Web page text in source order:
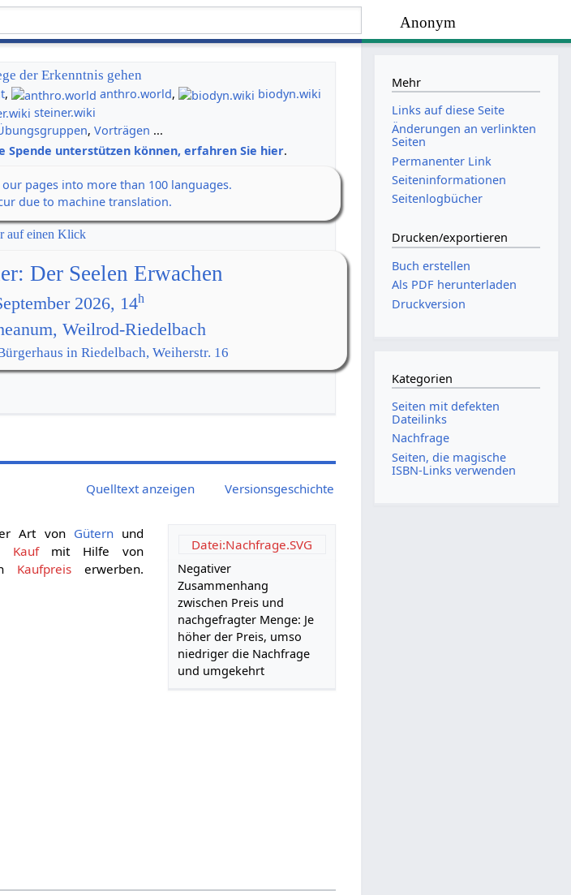
Anonym
der Erkenntnis gehen
, anthro.world,
biodyn.wiki
steiner.wiki
,Vorträgen ...
Spende unterstützen können, erfahren Sie hier.
pages into more than 100 languages.
due to machine translation.
auf einen Klick
Der Seelen Erwachen
2026, 14h
Weilrod-Riedelbach
in Riedelbach, Weiherstr. 16
Quelltext anzeigen Versionsgeschichte
Datei:Nachfrage.SVG
Negativer
Zusammenhang
zwischen Preis und
nachgefragter Menge: Je
höher der Preis, umso
niedriger die Nachfrage
und umgekehrt
Art von Güternund
Kaufmit Hilfe von
Kaufpreis erwerben.
Mehr
Links auf diese Seite
Änderungen an verlinkten
Seiten
Permanenter Link
Seiten­­informationen
Seitenlogbücher
Drucken/­exportieren
Buch erstellen
Als PDF herunterladen
Druckversion
Kategorien
Seiten mit defekten
Dateilinks
Nachfrage
Seiten, die magische
ISBN-Links verwenden